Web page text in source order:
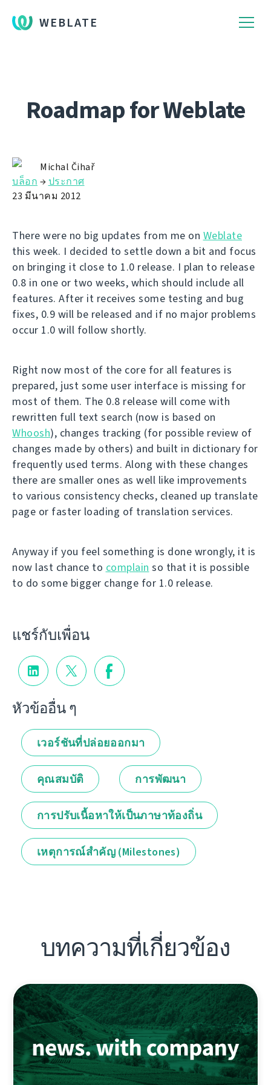
WEBLATE
Roadmap for Weblate
Michal Čihař
บล็อก →ประกาศ
23 มีนาคม 2012
There were no big updates from me on Weblate
this week. I decided to settle down a bit and focus
on bringing it close to 1.0 release. I plan to release
0.8 in one or two weeks, which should include all
features. After it receives some testing and bug
fixes, 0.9 will be released and if no major problems
occur 1.0 will follow shortly.
Right now most of the core for all features is
prepared, just some user interface is missing for
most of them. The 0.8 release will come with
rewritten full text search (now is based on
Whoosh), changes tracking (for possible review of
changes made by others) and built in dictionary for
frequently used terms. Along with these changes
there are smaller ones as well like improvements
to various consistency checks, cleaned up translate
page or faster loading of translation services.
Anyway if you feel something is done wrongly, it is
now last chance to complain so that it is possible
to do some bigger change for 1.0 release.
แชร์กับเพื่อน
หัวข้ออื่น ๆ
เวอร์ชันที่ปล่อยออกมา
คุณสมบัติ การพัฒนา
การปรับเนื้อหาให้เป็นภาษาท้องถิ่น
เหตุการณ์สำคัญ (Milestones)
บทความที่เกี่ยวข้อง